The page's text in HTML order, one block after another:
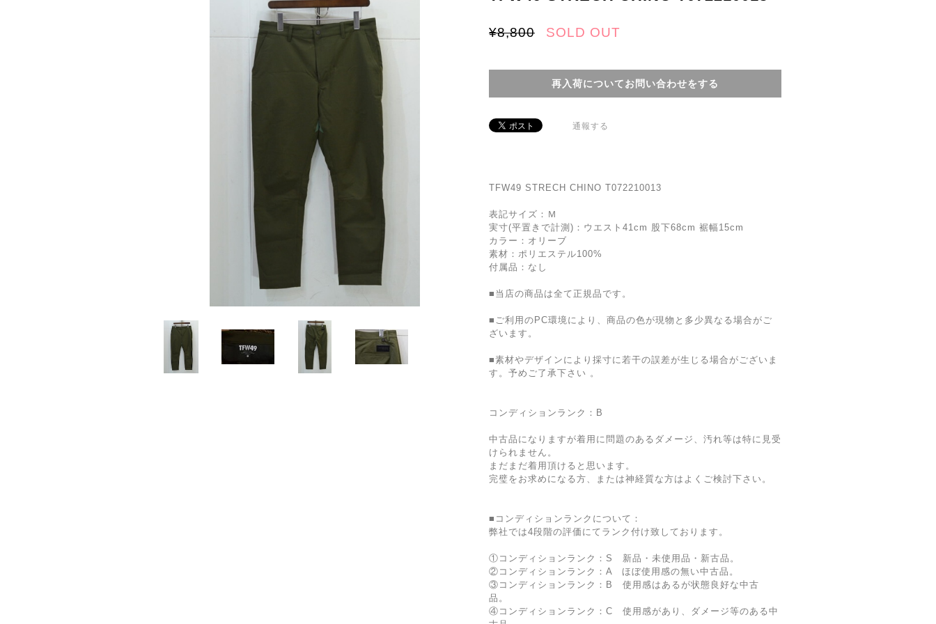
¥8,800 SOLD OUT
再入荷についてお問い合わせをする
通報する
TFW49 STRECH CHINO T072210013
表記サイズ：Ｍ
実寸(平置きで計測)：ウエスト41cm 股下68cm 裾幅15cm
カラー：オリーブ
素材：ポリエステル100%
付属品：なし
■当店の商品は全て正規品です。
■ご利用のPC環境により、商品の色が現物と多少異なる場合がご
ざいます。
■素材やデザインにより採寸に若干の誤差が生じる場合がございま
す。予めご了承下さい 。
コンディションランク：B
中古品になりますが着用に問題のあるダメージ、汚れ等は特に見受
けられません。
まだまだ着用頂けると思います。
完璧をお求めになる方、または神経質な方はよくご検討下さい。
■コンディションランクについて：
弊社では4段階の評価にてランク付け致しております。
①コンディションランク：S 新品・未使用品・新古品。
②コンディションランク：A ほぼ使用感の無い中古品。
③コンディションランク：B 使用感はあるが状態良好な中古
品。
④コンディションランク：C 使用感があり、ダメージ等のある中